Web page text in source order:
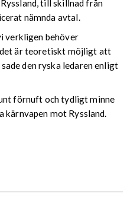
till skillnad från
nämnda avtal.
verkligen behöver
är teoretiskt möjligt att
den ryska ledaren enligt
förnuft och tydligt minne
kärnvapen mot Ryssland.